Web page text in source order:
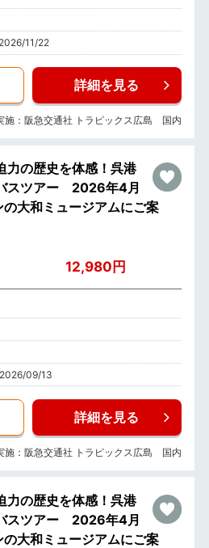
11/22
詳細を見る
施：阪急交通社 トラピックス広島 国内
力の歴史を体感！呉港
スツアー 2026年4月
大和ミュージアムにご案
12,980円
09/13
詳細を見る
施：阪急交通社 トラピックス広島 国内
力の歴史を体感！呉港
スツアー 2026年4月
大和ミュージアムにご案